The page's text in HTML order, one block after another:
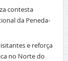
contesta
da Peneda-
e reforça
no Norte do